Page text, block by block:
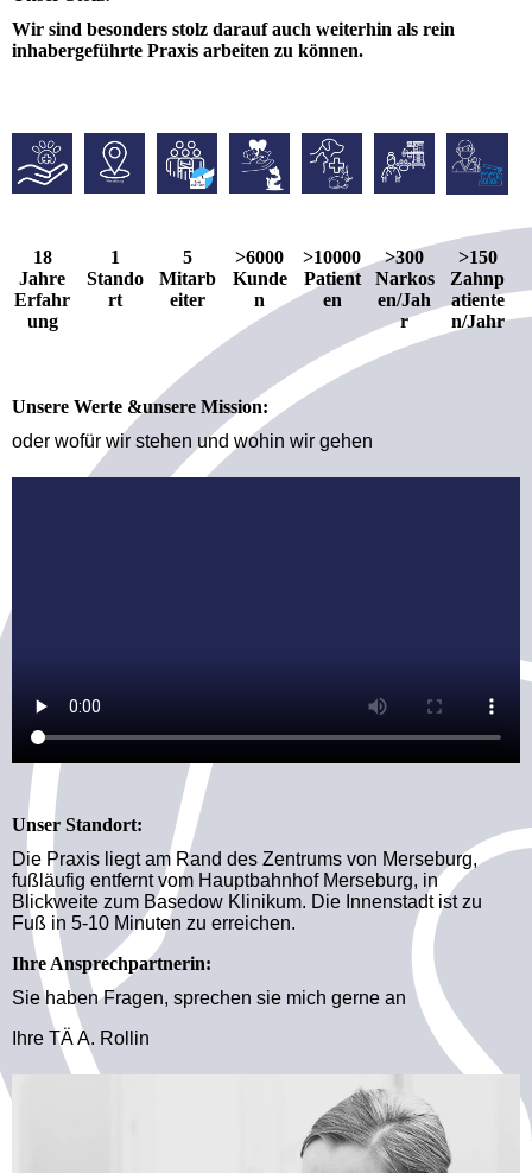
Wir sind besonders stolz darauf auch weiterhin als rein
inhabergeführte Praxis arbeiten zu können.
18
Jahre
Erfahr
ung
1
Stando
rt
5
Mitarb
eiter
>6000
Kunde
n
>10000
Patient
en
>300
Narkos
en/Jah
r
>150
Zahnp
atiente
n/Jahr
Unsere Werte &unsere Mission:
oder wofür wir stehen und wohin wir gehen
Unser Standort:
Die Praxis liegt am Rand des Zentrums von Merseburg,
fußläufig entfernt vom Hauptbahnhof Merseburg, in
Blickweite zum Basedow Klinikum. Die Innenstadt ist zu
Fuß in 5-10 Minuten zu erreichen.
Ihre Ansprechpartnerin:
Sie haben Fragen, sprechen sie mich gerne an
Ihre TÄ A. Rollin